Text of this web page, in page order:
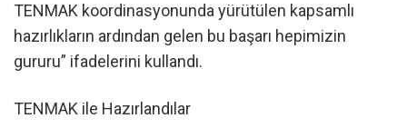
TENMAK koordinasyonunda yürütülen kapsamlı
hazırlıkların ardından gelen bu başarı hepimizin
gururu” ifadelerini kullandı.
TENMAK ile Hazırlandılar